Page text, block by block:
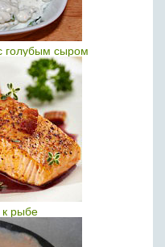
голубым сыром
к рыбе